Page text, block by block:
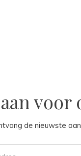
de nieuwste